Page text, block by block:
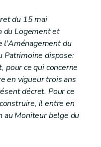
du 15 mai
du Logement et
l'Aménagement du
Patrimoine dispose:
pour ce qui concerne
en vigueur trois ans
décret. Pour ce
il entre en
au Moniteur belge du